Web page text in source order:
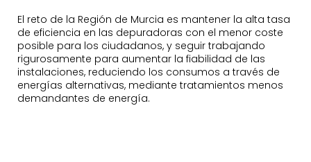
El reto de la Región de Murcia es mantener la alta tasa
de eficiencia en las depuradoras con el menor coste
posible para los ciudadanos, y seguir trabajando
rigurosamente para aumentar la fiabilidad de las
instalaciones, reduciendo los consumos a través de
energías alternativas, mediante tratamientos menos
demandantes de energía.